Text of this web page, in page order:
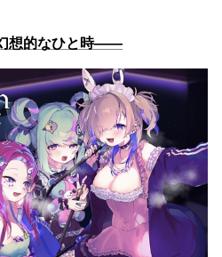
想的なひと時——